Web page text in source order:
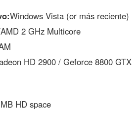
Windows Vista (or más reciente)
2 GHz Multicore
HD 2900 / Geforce 8800 GTX
HD space